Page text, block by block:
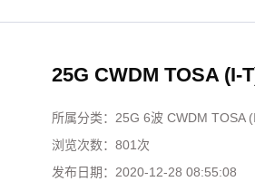
25G CWDM TOSA (I-
所属分类： 25G 6波 CWDM TOSA
浏览次数： 801次
发布日期： 2020-12-28 08:55:08